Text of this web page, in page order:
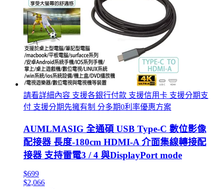
請看詳細內容 支援各銀行付款 支援信用卡 支援分期支
付 支援分期先擁有制 分多期0利率優惠方案
AUMLMASIG 全通碩 USB Type-C 數位影像
配接器 長度-180cm HDMI-A 介面集線轉接配
接器 支持雷電3 / 4 與DisplayPort mode
$699
$2,066